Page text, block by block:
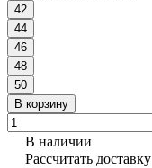
42
44
46
48
50
В корзину
В наличии
Рассчитать доставку